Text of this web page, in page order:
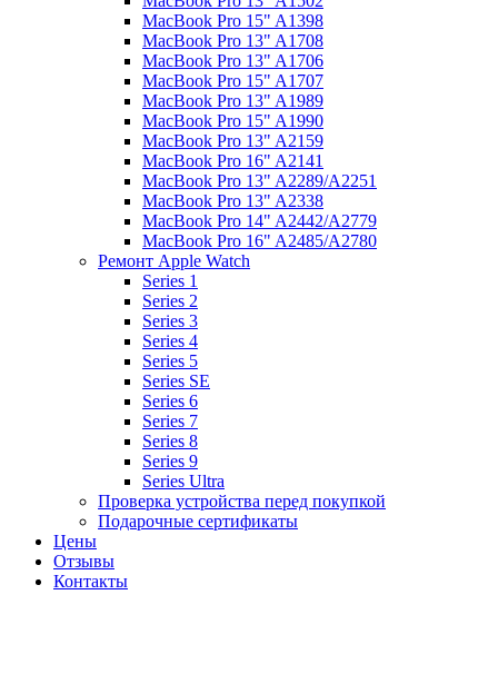
MacBook Pro 15" A1398
MacBook Pro 13" A1708
MacBook Pro 13" A1706
MacBook Pro 15" A1707
MacBook Pro 13" A1989
MacBook Pro 15" A1990
MacBook Pro 13" A2159
MacBook Pro 16" A2141
MacBook Pro 13" A2289/A2251
MacBook Pro 13" A2338
MacBook Pro 14" A2442/A2779
MacBook Pro 16" A2485/A2780
Ремонт Apple Watch
Series 1
Series 2
Series 3
Series 4
Series 5
Series SE
Series 6
Series 7
Series 8
Series 9
Series Ultra
Проверка устройства перед покупкой
Подарочные сертификаты
Цены
Отзывы
Контакты